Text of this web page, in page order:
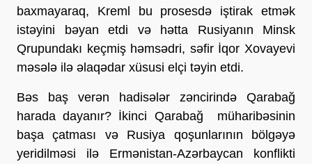
baxmayaraq, Kreml bu prosesdə iştirak etmək
istəyini bəyan etdi və hətta Rusiyanın Minsk
Qrupundakı keçmiş həmsədri, səfir İqor Xovayevi
məsələ ilə əlaqədar xüsusi elçi təyin etdi.
Bəs baş verən hadisələr zəncirində Qarabağ
harada dayanır? İkinci Qarabağ müharibəsinin
başa çatması və Rusiya qoşunlarının bölgəyə
yeridilməsi ilə Ermənistan-Azərbaycan konflikti